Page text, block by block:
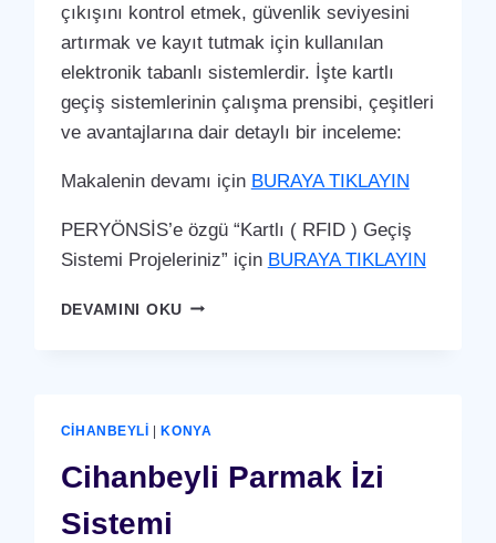
çıkışını kontrol etmek, güvenlik seviyesini
artırmak ve kayıt tutmak için kullanılan
elektronik tabanlı sistemlerdir. İşte kartlı
geçiş sistemlerinin çalışma prensibi, çeşitleri
ve avantajlarına dair detaylı bir inceleme:
Makalenin devamı için BURAYA TIKLAYIN
PERYÖNSİS’e özgü “Kartlı ( RFID ) Geçiş
Sistemi Projeleriniz” için BURAYA TIKLAYIN
DEVAMINI OKUCIHANBEYLI
CIHANBEYLI |KONYA
Cihanbeyli Parmak İzi
Sistemi